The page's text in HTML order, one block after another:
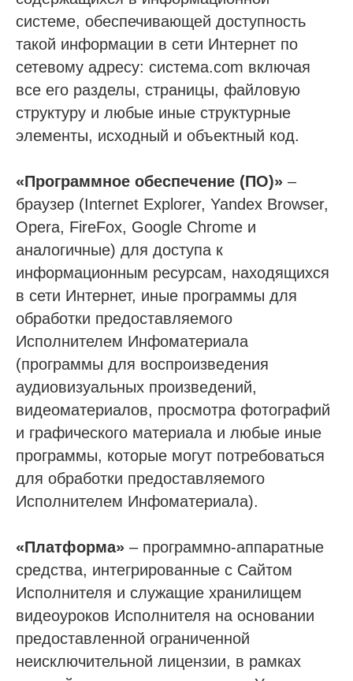
системе, обеспечивающей доступность
такой информации в сети Интернет по
сетевому адресу: система.com включая
все его разделы, страницы, файловую
структуру и любые иные структурные
элементы, исходный и объектный код.
«Программное обеспечение (ПО)» –
браузер (Internet Explorer, Yandex Browser,
Opera, FireFox, Google Chrome и
аналогичные) для доступа к
информационным ресурсам, находящихся
в сети Интернет, иные программы для
обработки предоставляемого
Исполнителем Инфоматериала
(программы для воспроизведения
аудиовизуальных произведений,
видеоматериалов, просмотра фотографий
и графического материала и любые иные
программы, которые могут потребоваться
для обработки предоставляемого
Исполнителем Инфоматериала).
«Платформа» – программно-аппаратные
средства, интегрированные с Сайтом
Исполнителя и служащие хранилищем
видеоуроков Исполнителя на основании
предоставленной ограниченной
неисключительной лицензии, в рамках